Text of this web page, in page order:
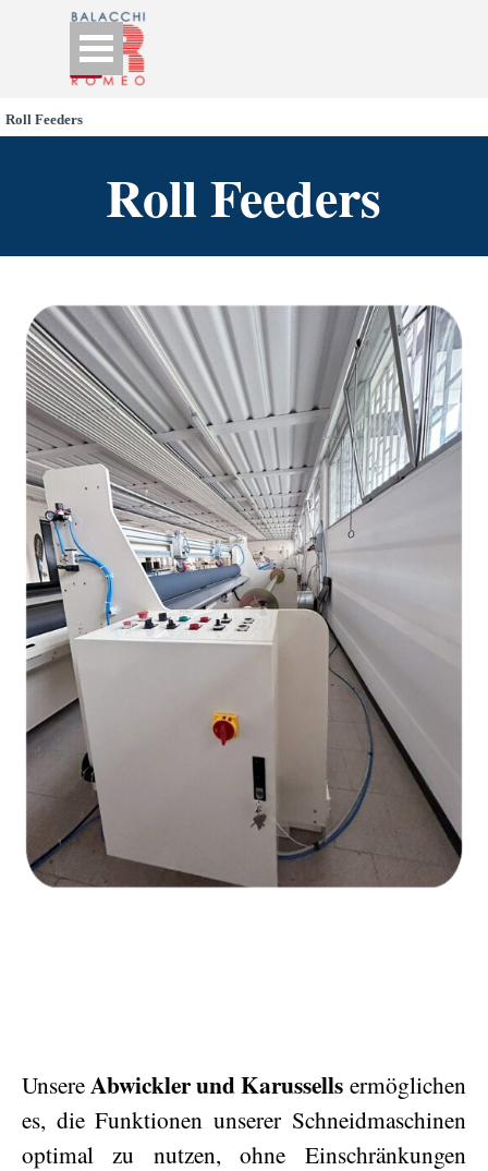
Go to content
Skip menu
Roll Feeders
Roll Feeders
UnsereAbwickler und Karussells ermöglichen
es, die Funktionen unserer Schneidmaschinen
optimal zu nutzen, ohne Einschränkungen